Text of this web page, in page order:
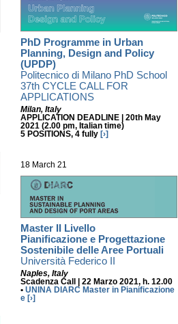
PhD Programme in Urban
Planning, Design and Policy
(UPDP)
Politecnico di Milano PhD School
37th CYCLE CALL FOR
APPLICATIONS
Milan, Italy
APPLICATION DEADLINE | 20th May
2021 (2.00 pm, Italian time)
5 POSITIONS, 4 fully [›]
18 March 21
Master II Livello
Pianificazione e Progettazione
Sostenibile delle Aree Portuali
Università Federico II
Naples, Italy
Scadenza Call | 22 Marzo 2021, h. 12.00
• UNINA DIARC Master in Pianificazione
e [›]